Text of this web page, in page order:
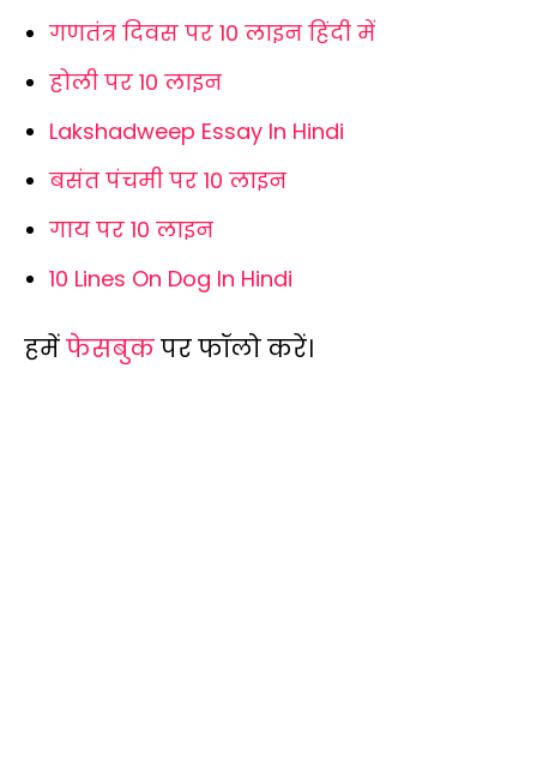
गणतंत्र दिवस पर 10 लाइन हिंदी में
होली पर 10 लाइन
Lakshadweep Essay In Hindi
बसंत पंचमी पर 10 लाइन
गाय पर 10 लाइन
10 Lines On Dog In Hindi
हमेंफेसबुकपर फॉलो करें।